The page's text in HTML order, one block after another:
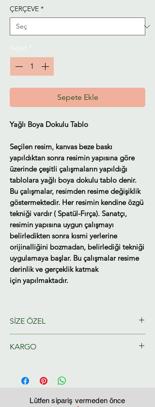
ÇERÇEVE *
Sepete Ekle
Yağlı Boya Dokulu Tablo
Seçilen resim, kanvas beze baskı
yapıldıktan sonra resimin yapısına göre
üzerinde çeşitli çalışmaların yapıldığı
tablolara yağlı boya dokulu tablo denir.
Bu çalışmalar, resimden resime değişiklik
göstermektedir. Her resimin kendine özgü
tekniği vardır ( Spatül-Fırça). Sanatçı,
resimin yapısına uygun çalışmayı
belirledikten sonra kısmi yerlerine
orijinalliğini bozmadan, belirlediği tekniği
uygulamaya başlar. Bu çalışmalar resime
derinlik ve gerçeklik katmak
için yapılmaktadır.
SİZE ÖZEL
olarak hazırlanacaktır.
KARGO
Lütfen sipariş vermeden önce